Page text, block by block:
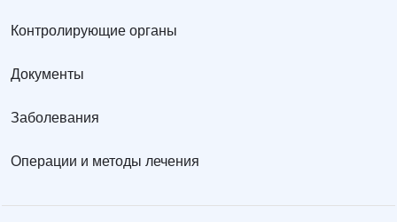
Контролирующие органы
Документы
Заболевания
Операции и методы лечения